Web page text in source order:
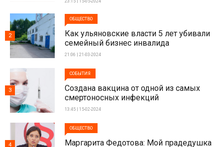
ОБЩЕСТВО
Как ульяновские власти 5 лет убивали
семейный бизнес инвалида
21:06 | 21-03-2024
2
СОБЫТИЯ
Создана вакцина от одной из самых
смертоносных инфекций
13:45 | 15-02-2024
3
ОБЩЕСТВО
Маргарита Федотова: Мой прадедушка
4